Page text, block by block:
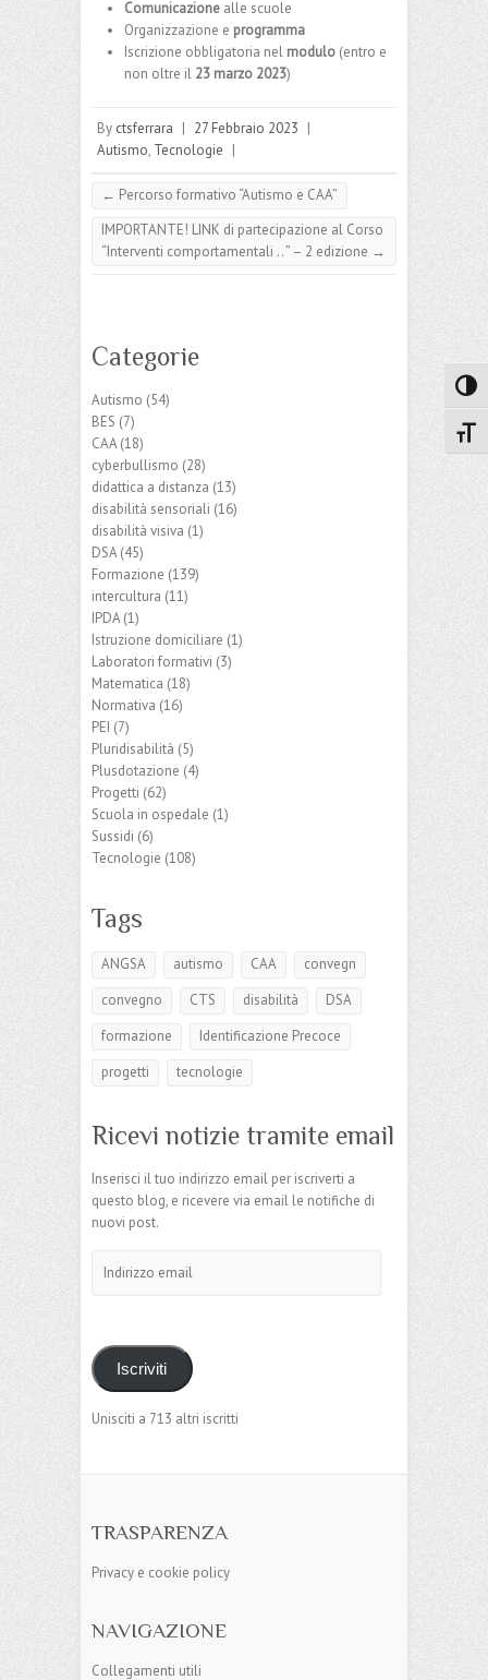
Comunicazione alle scuole
Organizzazione e programma
Iscrizione obbligatoria nel modulo (entro e
non oltre il 23 marzo 2023)
By ctsferrara | 27 Febbraio 2023 |
Autismo, Tecnologie |
← Percorso formativo “Autismo e CAA”
IMPORTANTE! LINK di partecipazione al Corso
“Interventi comportamentali .. ” – 2 edizione →
Categorie
Autismo (54)
BES (7)
CAA(18)
cyberbullismo (28)
didattica a distanza (13)
disabilità sensoriali (16)
disabilità visiva (1)
DSA(45)
Formazione (139)
intercultura (11)
IPDA(1)
Istruzione domiciliare (1)
Laboratori formativi (3)
Matematica (18)
Normativa (16)
PEI (7)
Pluridisabilità (5)
Plusdotazione (4)
Progetti (62)
Scuola in ospedale (1)
Sussidi (6)
Tecnologie (108)
Tags
ANGSA autismo CAA
convegn
convegno
CTS disabilità
DSA
formazione
Identificazione Precoce
progetti
tecnologie
Ricevi notizie tramite email
Inserisci il tuo indirizzo email per iscriverti a
questo blog, e ricevere via email le notifiche di
nuovi post.
email
Iscriviti
Unisciti a 713 altri iscritti
TRASPARENZA
Privacy e cookie policy
NAVIGAZIONE
Collegamenti utili